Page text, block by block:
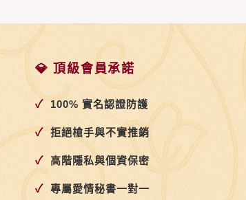
💎 頂級會員承諾
✓ 100% 實名認證防護
✓ 拒絕槍手與不實推銷
✓ 高階隱私與個資保密
✓ 專屬愛情秘書一對一